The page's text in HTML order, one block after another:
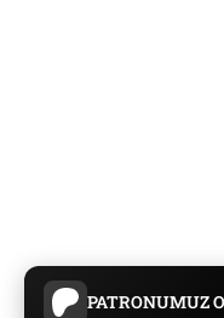
PATRONUMUZ